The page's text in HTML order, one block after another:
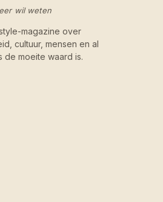
wil weten
magazine over
cultuur, mensen en al
de moeite waard is.